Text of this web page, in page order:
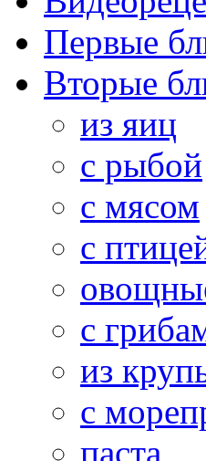
Первые
Вторые
из яиц
с рыбой
с мясом
с
с
из
с
паста